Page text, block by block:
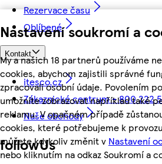
Nastavení soukromí a
My a našich 18 partnerů používáme
cookies, abychom zajistili správné
zpracovali osobní údaje. Povolením
umožníte zobrazovat například také
reklamu. V opačném případě
cookies, které potřebujeme k
můžete kdykoliv změnit v Nastavení
nebo kliknutím na odkaz Soukromí a
Rezervace času
Oblíbené
Kontakt
itesco.cz
Zákaznické centrum - 800 222
Naše obchody
followUs